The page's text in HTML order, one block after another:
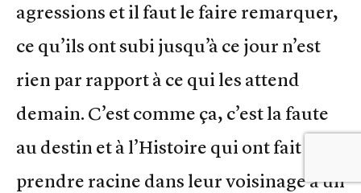
agressions et il faut le faire remarquer,
ce qu’ils ont subi jusqu’à ce jour n’est
rien par rapport à ce qui les attend
demain. C’est comme ça, c’est la faute
au destin et à l’Histoire qui ont fait
prendre racine dans leur voisinage à un